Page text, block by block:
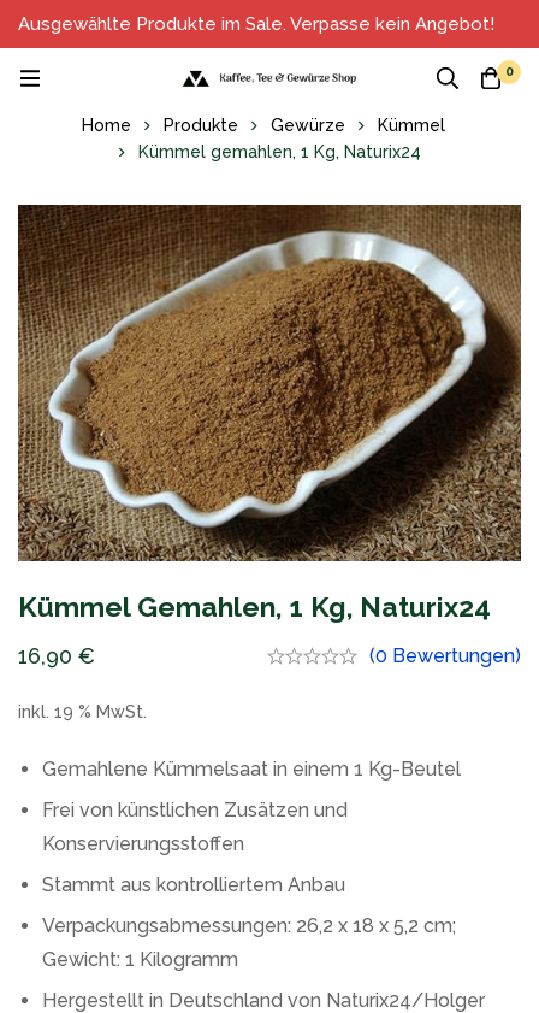
Ausgewählte Produkte im Sale. Verpasse kein Angebot!
0
Home Produkte Gewürze
Kümmel
Kümmel gemahlen, 1 Kg, Naturix24
Kümmel Gemahlen, 1 Kg, Naturix24
16,90 € (0 Bewertungen)
inkl. 19 % MwSt.
Gemahlene Kümmelsaat in einem 1 Kg-Beutel
Frei von künstlichen Zusätzen und
Konservierungsstoffen
Stammt aus kontrolliertem Anbau
Verpackungsabmessungen: 26,2 x 18 x 5,2 cm;
Gewicht: 1 Kilogramm
Hergestellt in Deutschland von Naturix24/Holger